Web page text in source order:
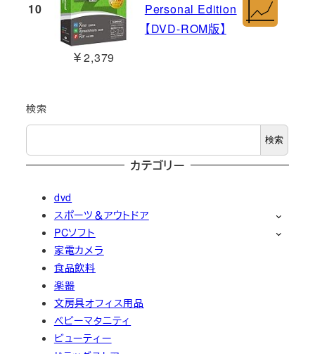
10
￥2,379
Personal Edition
【DVD-ROM版】
検索
検索
カテゴリー
dvd
スポーツ＆アウトドア
PCソフト
家電カメラ
食品飲料
楽器
文房具オフィス用品
ベビーマタニティ
ビューティー